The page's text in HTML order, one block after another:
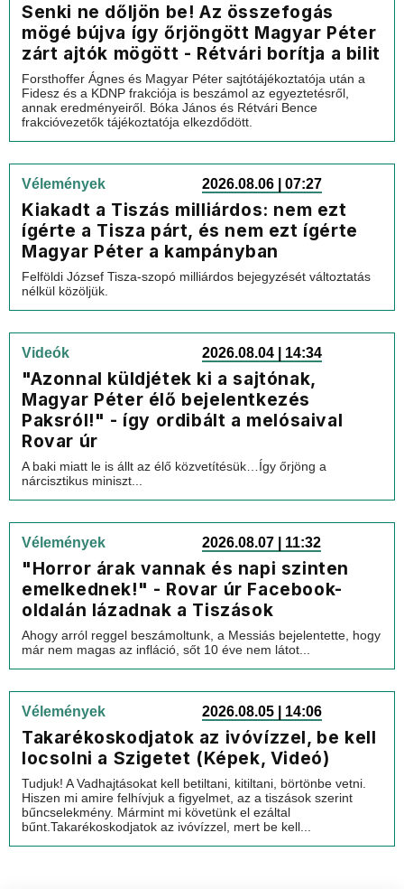
Senki ne dőljön be! Az összefogás
mögé bújva így őrjöngött Magyar Péter
zárt ajtók mögött - Rétvári borítja a bilit
Forsthoffer Ágnes és Magyar Péter sajtótájékoztatója után a
Fidesz és a KDNP frakciója is beszámol az egyeztetésről,
annak eredményeiről. Bóka János és Rétvári Bence
frakcióvezetők tájékoztatója elkezdődött.
Vélemények 2026.08.06 | 07:27
Kiakadt a Tiszás milliárdos: nem ezt
ígérte a Tisza párt, és nem ezt ígérte
Magyar Péter a kampányban
Felföldi József Tisza-szopó milliárdos bejegyzését változtatás
nélkül közöljük.
Videók 2026.08.04 | 14:34
"Azonnal küldjétek ki a sajtónak,
Magyar Péter élő bejelentkezés
Paksról!" - így ordibált a melósaival
Rovar úr
A baki miatt le is állt az élő közvetítésük…Így őrjöng a
nárcisztikus miniszt...
Vélemények 2026.08.07 | 11:32
"Horror árak vannak és napi szinten
emelkednek!" - Rovar úr Facebook-
oldalán lázadnak a Tiszások
Ahogy arról reggel beszámoltunk, a Messiás bejelentette, hogy
már nem magas az infláció, sőt 10 éve nem látot...
Vélemények 2026.08.05 | 14:06
Takarékoskodjatok az ivóvízzel, be kell
locsolni a Szigetet (Képek, Videó)
Tudjuk! A Vadhajtásokat kell betiltani, kitiltani, börtönbe vetni.
Hiszen mi amire felhívjuk a figyelmet, az a tiszások szerint
bűncselekmény. Mármint mi követünk el ezáltal
bűnt.Takarékoskodjatok az ivóvízzel, mert be kell...